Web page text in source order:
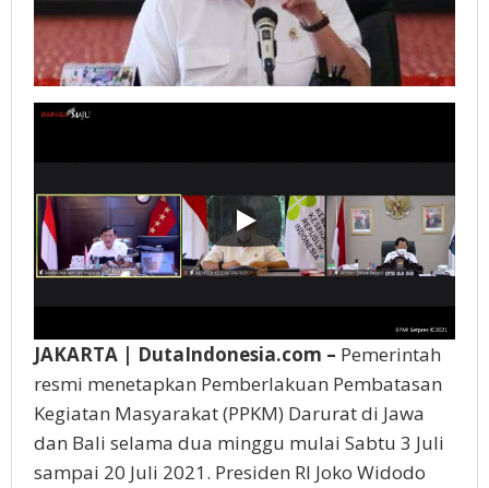
JAKARTA | DutaIndonesia.com – Pemerintah
resmi menetapkan Pemberlakuan Pembatasan
Kegiatan Masyarakat (PPKM) Darurat di Jawa
dan Bali selama dua minggu mulai Sabtu 3 Juli
sampai 20 Juli 2021. Presiden RI Joko Widodo